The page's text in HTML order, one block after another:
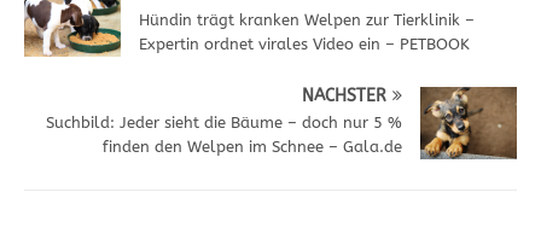
Hündin trägt kranken Welpen zur Tierklinik –
Expertin ordnet virales Video ein – PETBOOK
NÄCHSTER
Suchbild: Jeder sieht die Bäume – doch nur 5 %
finden den Welpen im Schnee – Gala.de